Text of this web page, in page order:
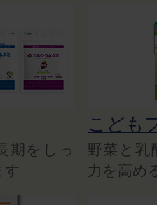
期をしっ
す
こども
野菜と乳
力を高め